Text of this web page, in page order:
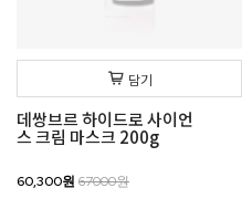
담기
데쌍브르 하이드로 사이언
스 크림 마스크 200g
60,300원 67000원